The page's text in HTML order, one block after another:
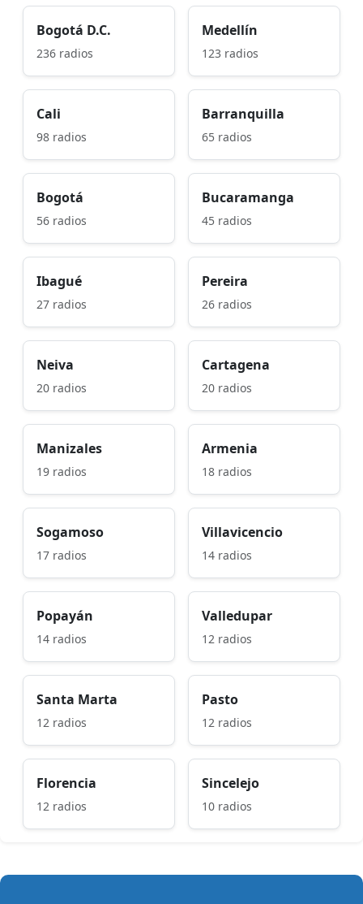
Bogotá D.C.
236 radios
Medellín
123 radios
Cali
98 radios
Barranquilla
65 radios
Bogotá
56 radios
Bucaramanga
45 radios
Ibagué
27 radios
Pereira
26 radios
Neiva
20 radios
Cartagena
20 radios
Manizales
19 radios
Armenia
18 radios
Sogamoso
17 radios
Villavicencio
14 radios
Popayán
14 radios
Valledupar
12 radios
Santa Marta
12 radios
Pasto
12 radios
Florencia
12 radios
Sincelejo
10 radios